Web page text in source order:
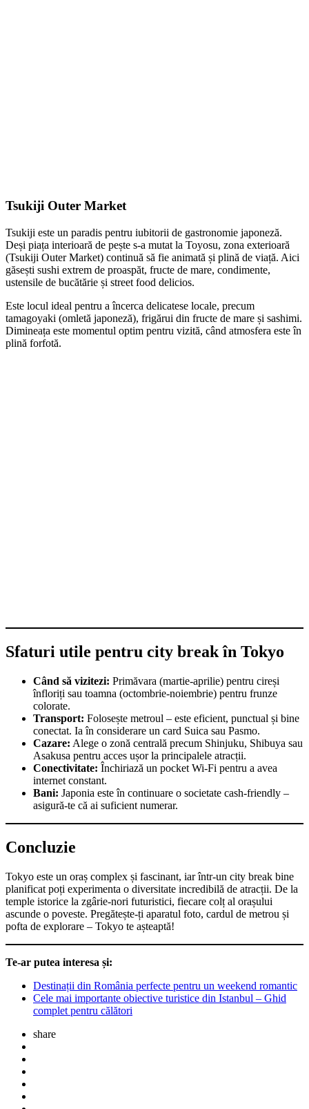
Tsukiji Outer Market
Tsukiji este un paradis pentru iubitorii de gastronomie japoneză.
Deși piața interioară de pește s-a mutat la Toyosu, zona exterioară
(Tsukiji Outer Market) continuă să fie animată și plină de viață. Aici
găsești sushi extrem de proaspăt, fructe de mare, condimente,
ustensile de bucătărie și street food delicios.
Este locul ideal pentru a încerca delicatese locale, precum
tamagoyaki (omletă japoneză), frigărui din fructe de mare și sashimi.
Dimineața este momentul optim pentru vizită, când atmosfera este în
plină forfotă.
Sfaturi utile pentru city break în Tokyo
Când să vizitezi: Primăvara (martie-aprilie) pentru cireși
înfloriți sau toamna (octombrie-noiembrie) pentru frunze
colorate.
Transport: Folosește metroul – este eficient, punctual și bine
conectat. Ia în considerare un card Suica sau Pasmo.
Cazare: Alege o zonă centrală precum Shinjuku, Shibuya sau
Asakusa pentru acces ușor la principalele atracții.
Conectivitate: Închiriază un pocket Wi-Fi pentru a avea
internet constant.
Bani: Japonia este în continuare o societate cash-friendly –
asigură-te că ai suficient numerar.
Concluzie
Tokyo este un oraș complex și fascinant, iar într-un city break bine
planificat poți experimenta o diversitate incredibilă de atracții. De la
temple istorice la zgârie-nori futuristici, fiecare colț al orașului
ascunde o poveste. Pregătește-ți aparatul foto, cardul de metrou și
pofta de explorare – Tokyo te așteaptă!
Te-ar putea interesa și:
Destinații din România perfecte pentru un weekend romantic
Cele mai importante obiective turistice din Istanbul – Ghid
complet pentru călători
share